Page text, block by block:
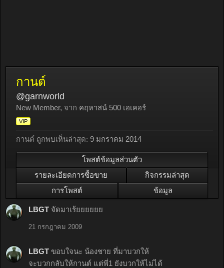
กานต์
@garnworld
New Member, จาก คฤหาสน์ 500 เอเคอร์
VIP
กานต์ ถูกพบเห็นล่าสุด: 9 มกราคม 2014
โพสต์ข้อมูลส่วนตัว
รายละเอียดการซื้อขาย
กิจกรรมล่าสุด
การโพสต์
ข้อมูล
LBGT จัดมาเร้ยยยยยย
21 กรกฎาคม 2009
LBGT ขอบใจนะ น้องชาย ที่มาบวกให้
จะบวกกลับให้กานต์ แต่พี่1 ยังบวกให้ไม่ได้